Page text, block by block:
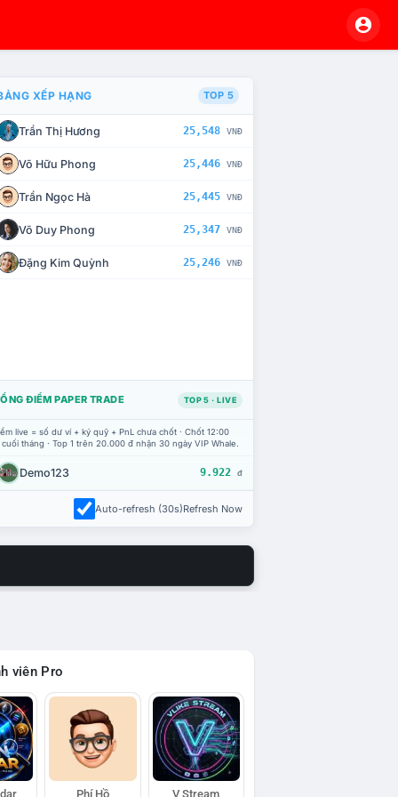
CHẾ TÀI XỬ LÝ VI PHẠM
XẾP HẠNG TOP 5
Trần Thị Hương 25,548 VNĐ
Võ Hữu Phong 25,446 VNĐ
Trần Ngọc Hà 25,445 VNĐ
Võ Duy Phong 25,347 VNĐ
Đặng Kim Quỳnh 25,246 VNĐ
ĐIỂM PAPER TRADE TOP 5 · LIVE
live = số dư ví + ký quỹ + PnL chưa chốt · Chốt 12:00
tháng · Top 1 trên 20.000 đ nhận 30 ngày VIP Whale.
Demo123 9.922 đ
Auto-refresh (30s)Refresh Now
viên Pro
Phí Hồ V Stream